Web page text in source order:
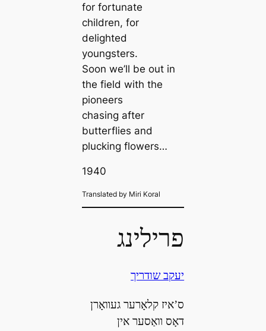
for fortunate
children, for
delighted
youngsters.
Soon we’ll be out in
the field with the
pioneers
chasing after
butterflies and
plucking flowers…
1940
Translated by Miri Koral
פרילינג
יעקב שודריך
ס’איז קלאָרער געװאָרן
דאָס װאַסער אין